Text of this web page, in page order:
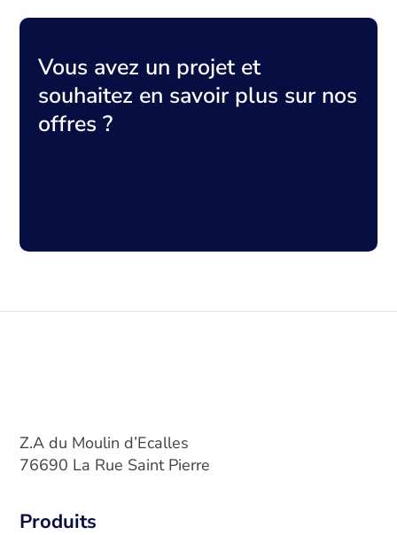
Vous avez un projet et
souhaitez en savoir plus sur nos
offres ?
Z.A du Moulin d’Ecalles
76690 La Rue Saint Pierre
Produits